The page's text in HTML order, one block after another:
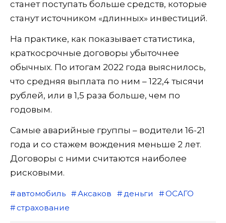
станет поступать больше средств, которые
станут источником «длинных» инвестиций.
На практике, как показывает статистика,
краткосрочные договоры убыточнее
обычных. По итогам 2022 года выяснилось,
что средняя выплата по ним – 122,4 тысячи
рублей, или в 1,5 раза больше, чем по
годовым.
Самые аварийные группы – водители 16-21
года и со стажем вождения меньше 2 лет.
Договоры с ними считаются наиболее
рисковыми.
автомобиль Аксаков деньги
ОСАГО
страхование